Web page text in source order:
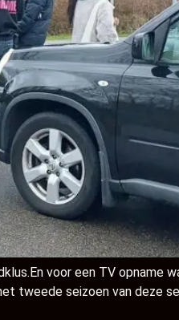
voor een TV opname
tweede seizoen van deze